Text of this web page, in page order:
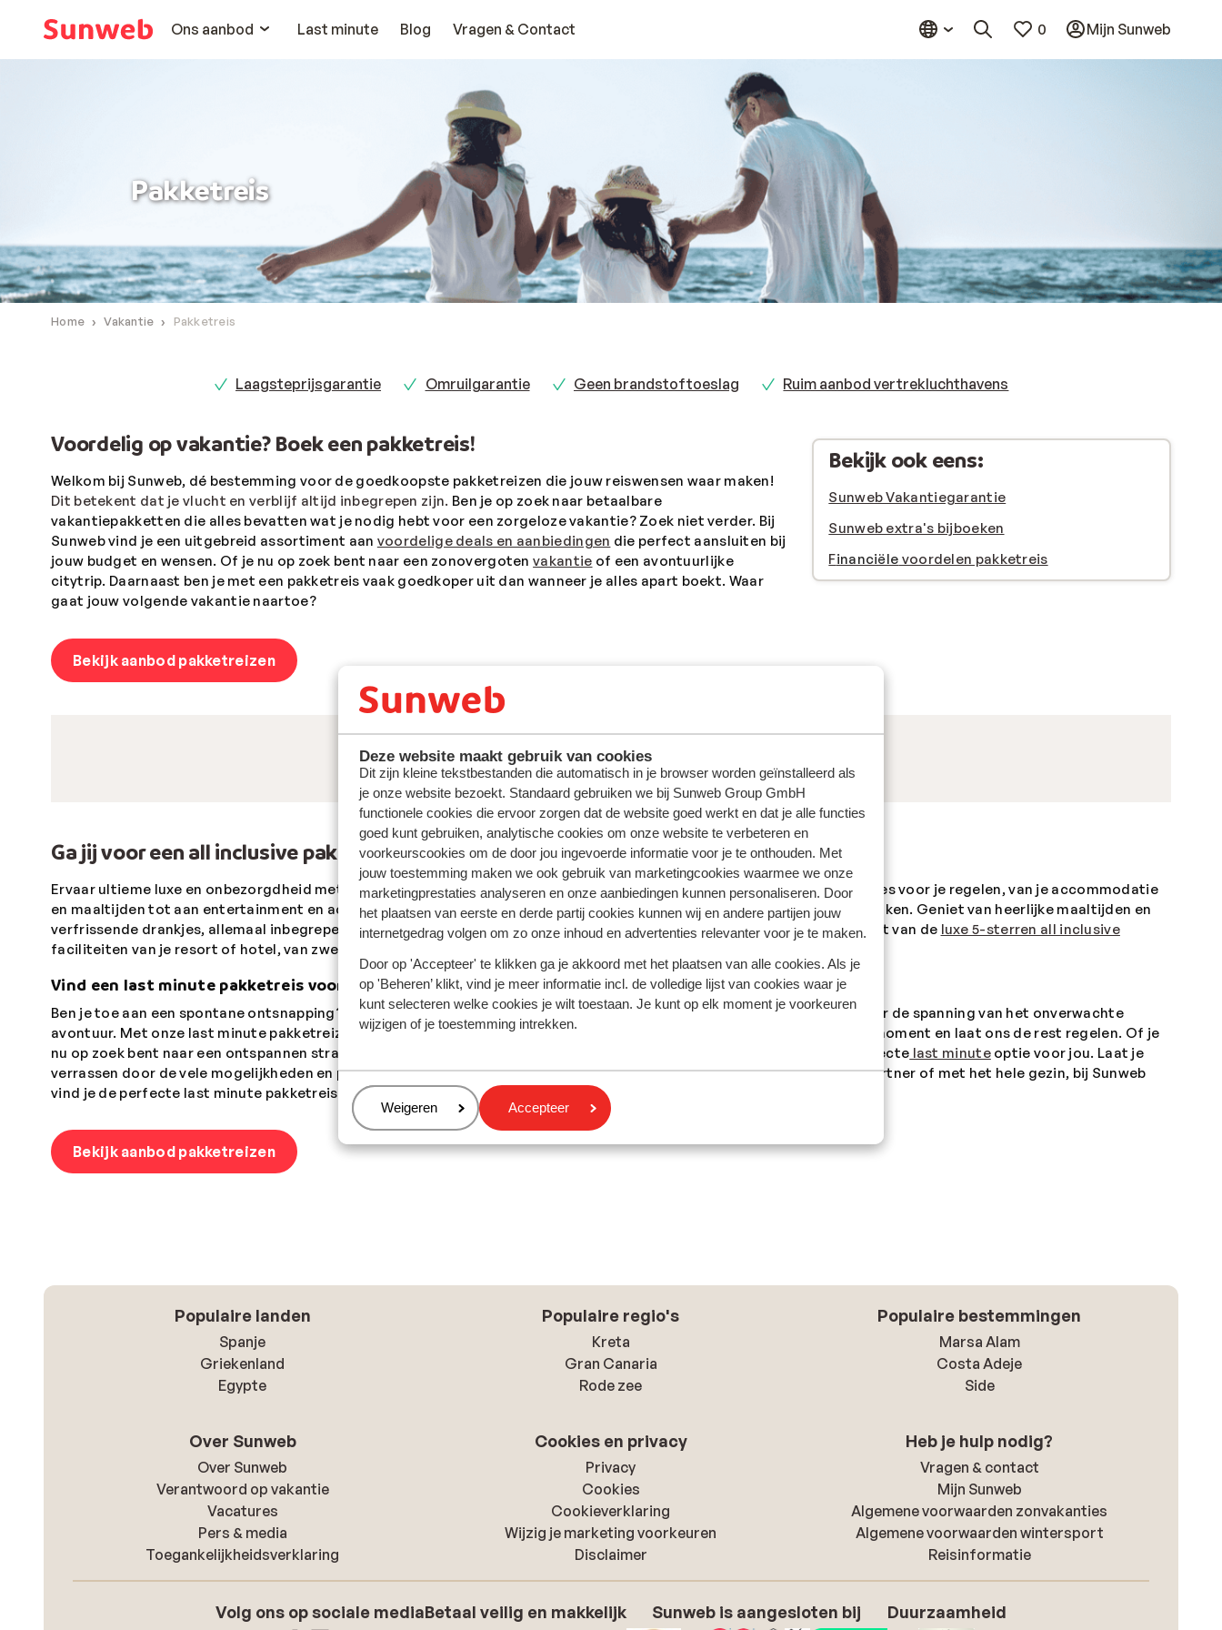
Deze website maakt gebruik van cookies
Dit zijn kleine tekstbestanden die automatisch in je browser worden geïnstalleerd als
je onze website bezoekt. Standaard gebruiken we bij Sunweb Group GmbH
functionele cookies die ervoor zorgen dat de website goed werkt en dat je alle functies
goed kunt gebruiken, analytische cookies om onze website te verbeteren en
voorkeurscookies om de door jou ingevoerde informatie voor je te onthouden. Met
jouw toestemming maken we ook gebruik van marketingcookies waarmee we onze
marketingprestaties analyseren en onze aanbiedingen kunnen personaliseren. Door
het plaatsen van eerste en derde partij cookies kunnen wij en andere partijen jouw
internetgedrag volgen om zo onze inhoud en advertenties relevanter voor je te maken.
Door op 'Accepteer' te klikken ga je akkoord met het plaatsen van alle cookies. Als je
op 'Beheren’ klikt, vind je meer informatie incl. de volledige lijst van cookies waar je
kunt selecteren welke cookies je wilt toestaan. Je kunt op elk moment je voorkeuren
wijzigen of je toestemming intrekken.
Beheren
Weigeren Accepteer
Ons aanbod
Last minute Blog Vragen & Contact 0 Mijn Sunweb
Pakketreis
Home Vakantie Pakketreis
Laagsteprijsgarantie Omruilgarantie Geen brandstoftoeslag Ruim aanbod vertrekluchthavens
Voordelig op vakantie? Boek een pakketreis!
Welkom bij Sunweb, dé bestemming voor de goedkoopste pakketreizen die jouw reiswensen waar maken!
Dit betekent dat je vlucht en verblijf altijd inbegrepen zijn. Ben je op zoek naar betaalbare
vakantiepakketten die alles bevatten wat je nodig hebt voor een zorgeloze vakantie? Zoek niet verder. Bij
Sunweb vind je een uitgebreid assortiment aan voordelige deals en aanbiedingen die perfect aansluiten bij
jouw budget en wensen. Of je nu op zoek bent naar een zonovergotenvakantie of een avontuurlijke
citytrip. Daarnaast ben je met een pakketreis vaak goedkoper uit dan wanneer je alles apart boekt. Waar
gaat jouw volgende vakantie naartoe?
Bekijk aanbod pakketreizen
Bekijk ook eens:
Sunweb Vakantiegarantie
Sunweb extra's bijboeken
Financiële voordelen pakketreis
Ga jij voor een all inclusive pakketreis?
Ervaar ultieme luxe en onbezorgdheid met eenall inclusive pakketreisvan Sunweb. Laat alle stress achter je terwijl wij alles voor je regelen, van je accommodatie
en maaltijden tot aan entertainment en activiteiten. Met een all inclusive pakketreis hoef je je nergens zorgen over te maken. Geniet van heerlijke maaltijden en
verfrissende drankjes, allemaal inbegrepen in de prijs van je vakantie. Verlies jezelf in de ontspannen sfeer terwijl je geniet van de luxe 5-sterren all inclusive
faciliteiten van je resort of hotel, van zwembaden en spa's tot aan sportfaciliteiten en entertainment.
Vind een last minute pakketreis voor elk gezelschap
Ben je toe aan een spontane ontsnapping? Ontdek dan onze last minute pakketreizen bij Sunweb en laat je verrassen door de spanning van het onverwachte
avontuur. Met onze last minute pakketreizen hoef je niet maanden van tevoren te plannen. Boek gewoon op het laatste moment en laat ons de rest regelen. Of je
nu op zoek bent naar een ontspannen strandvakantie, een bruisende
of een avontuurlijke reis, wij hebben de perfecte last minuteoptie voor jou. Laat je
verrassen door de vele mogelijkheden en profiteer van onze scherpe aanbiedingen. Of je nu alleen op reis gaat, met je partner of met het hele gezin, bij Sunweb
vind je de perfecte last minute pakketreis die past bij jouw wensen en budget. Waar ga jij jouw pakketreis boeken?
Bekijk aanbod pakketreizen
Populaire landen
Spanje
Griekenland
Egypte
Populaire regio's
Kreta
Gran Canaria
Rode zee
Populaire bestemmingen
Marsa Alam
Costa Adeje
Side
Over Sunweb
Over Sunweb
Verantwoord op vakantie
Vacatures
Pers & media
Toegankelijkheidsverklaring
Cookies en privacy
Privacy
Cookies
Cookieverklaring
Wijzig je marketing voorkeuren
Disclaimer
Heb je hulp nodig?
Vragen & contact
Mijn Sunweb
Algemene voorwaarden zonvakanties
Algemene voorwaarden wintersport
Reisinformatie
Volg ons op sociale mediaBetaal veilig en makkelijk Sunweb is aangesloten bij Duurzaamheid